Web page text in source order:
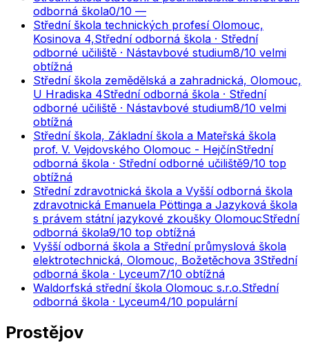
odborná škola0/10 —
Střední škola technických profesí Olomouc,
Kosinova 4,Střední odborná škola · Střední
odborné učiliště · Nástavbové studium8/10 velmi
obtížná
Střední škola zemědělská a zahradnická, Olomouc,
U Hradiska 4Střední odborná škola · Střední
odborné učiliště · Nástavbové studium8/10 velmi
obtížná
Střední škola, Základní škola a Mateřská škola
prof. V. Vejdovského Olomouc - HejčínStřední
odborná škola · Střední odborné učiliště9/10 top
obtížná
Střední zdravotnická škola a Vyšší odborná škola
zdravotnická Emanuela Pöttinga a Jazyková škola
s právem státní jazykové zkoušky OlomoucStřední
odborná škola9/10 top obtížná
Vyšší odborná škola a Střední průmyslová škola
elektrotechnická, Olomouc, Božetěchova 3Střední
odborná škola · Lyceum7/10 obtížná
Waldorfská střední škola Olomouc s.r.o.Střední
odborná škola · Lyceum4/10 populární
Prostějov